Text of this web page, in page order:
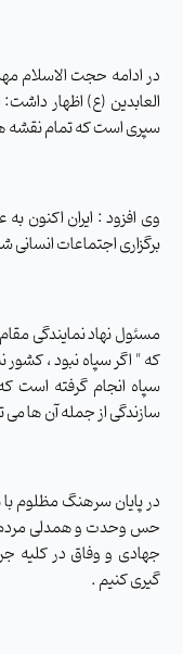
در ادامه حجت الاسلام
العابدین (ع) اظهار
سپری است که تمام نقشه
وی افزود : ایران اکنون
برگزاری اجتماعات
مسئول نهاد نمایندگی
که " اگر سپاه نبود ، کشور
سپاه انجام گرفته است
سازندگی از جمله آن ها می
در پایان سرهنگ مظلوم
حس وحدت و همدلی مردم
جهادی و وفاق در کلیه
گیری کنیم .